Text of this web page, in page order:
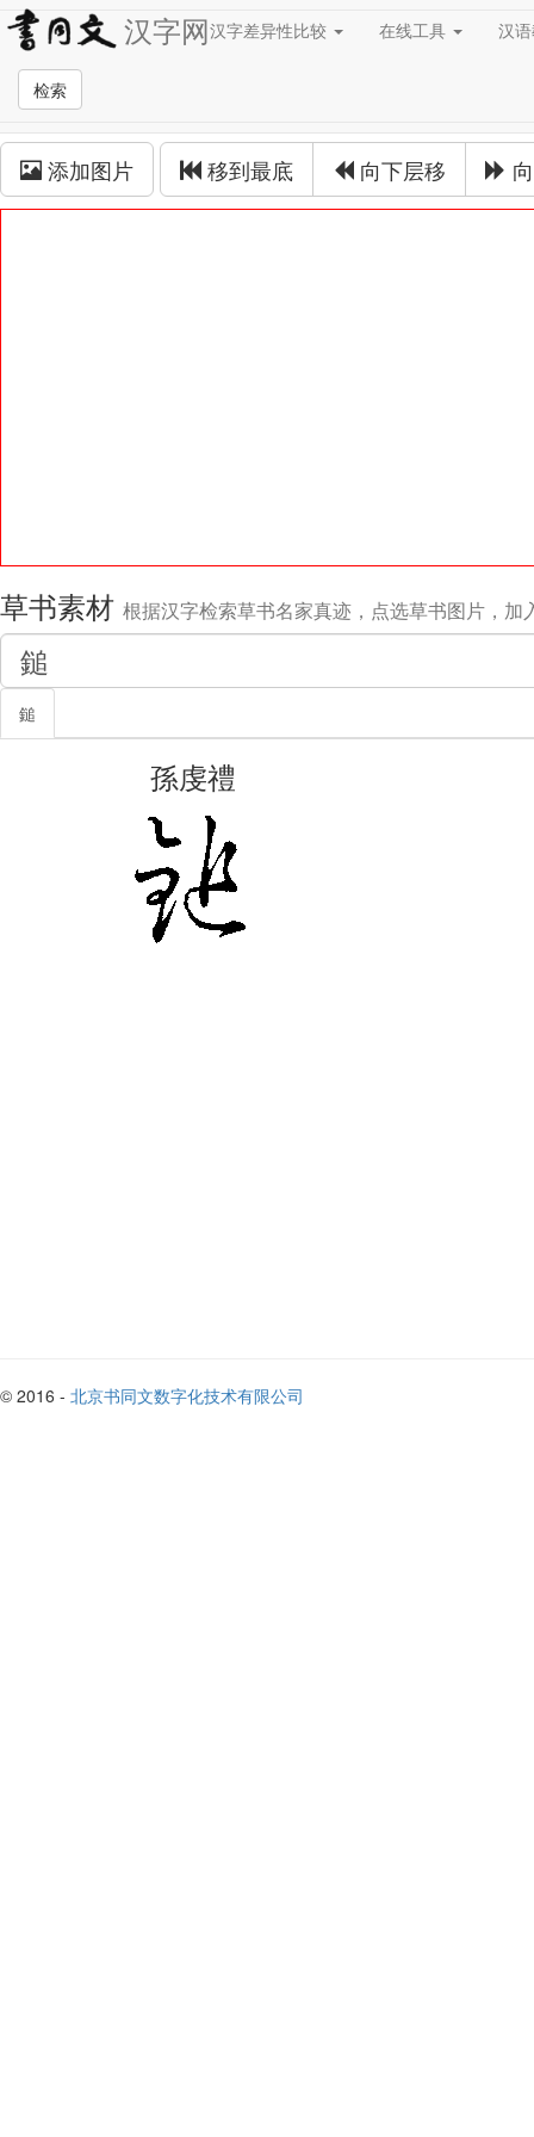
汉字网汉字差异性比较 在线工具 汉
检索
草书在线
添加图片 移到最底 向下层移
草书素材 根据汉字检索草书名家真迹，点选草书图片，加
鎚
孫虔禮
© 2016 - 北京书同文数字化技术有限公司